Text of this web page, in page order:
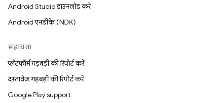
Android Studio डाउनलोड करें
Android एनडीके (NDK)
सहायता
प्लैटफ़ॉर्म गड़बड़ी की रिपोर्ट करें
दस्तावेज़ गड़बड़ी की रिपोर्ट करें
Google Play support